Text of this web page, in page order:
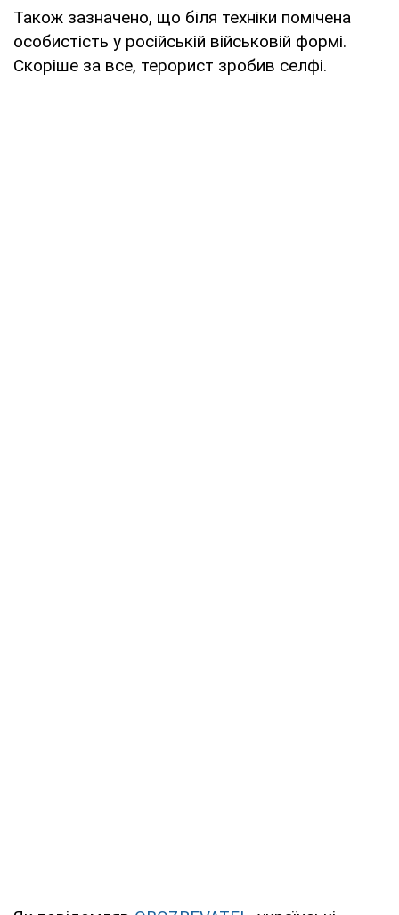
Також зазначено, що біля техніки помічена
особистість у російській військовій формі.
Скоріше за все, терорист зробив селфі.